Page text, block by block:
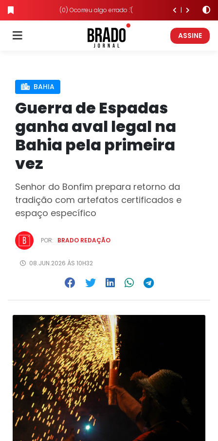
(0) Ocorreu algo errado :'(
ASSINE
BAHIA
Guerra de Espadas
ganha aval legal na
Bahia pela primeira
vez
Senhor do Bonfim prepara retorno da
tradição com artefatos certificados e
espaço específico
POR: BRADO REDAÇÃO
08.JUN.2026 ÀS 10H32